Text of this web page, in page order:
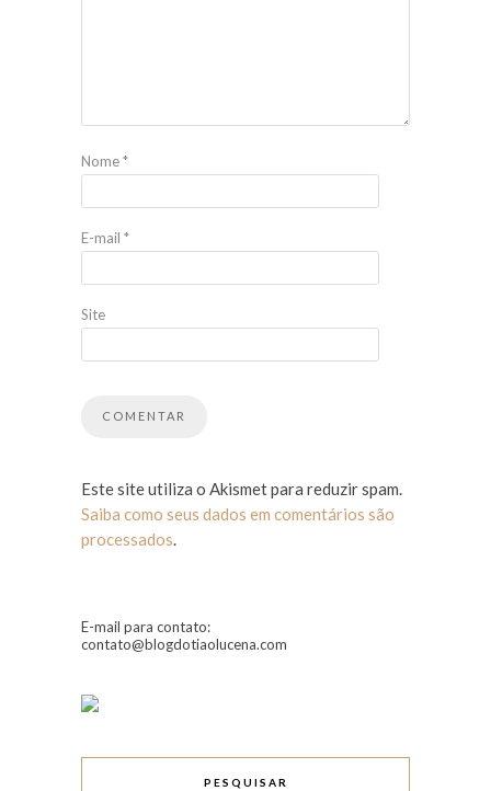
Nome*
E-mail *
Site
Este site utiliza o Akismet para reduzir spam.
Saiba como seus dados em comentários são
processados.
E-mail para contato:
contato@blogdotiaolucena.com
PESQUISAR